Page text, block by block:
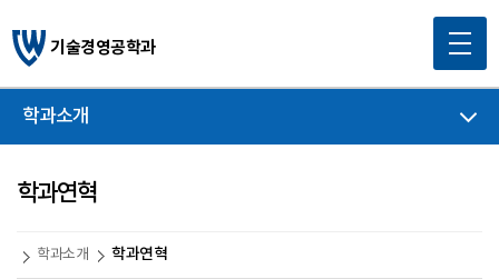
기술경영공학과
학과소개
학과연혁
학과소개 학과연혁